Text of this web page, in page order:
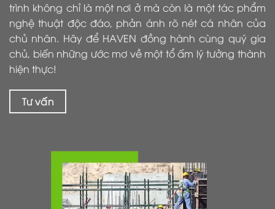
trình không chỉ là một nơi ở mà còn là một tác phẩm
nghệ thuật độc đáo, phản ánh rõ nét cá nhân của
chủ nhân. Hãy để HAVEN đồng hành cùng quý gia
chủ, biến những ước mơ về một tổ ấm lý tưởng thành
hiện thực!
Tư vấn